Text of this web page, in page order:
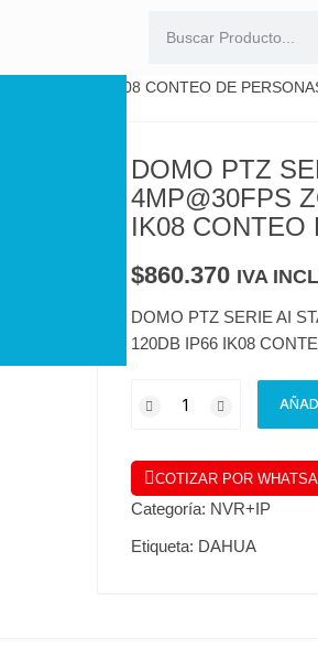
120DB IP66 IK08 CONTEO DE
DOMO PTZ
4MP@30FPS
IK08 CONTEO
$860.370 IVA
DOMO PTZ SERIE AI
120DB IP66 IK08
COTIZAR POR
Categoría: NVR+IP
Etiqueta: DAHUA